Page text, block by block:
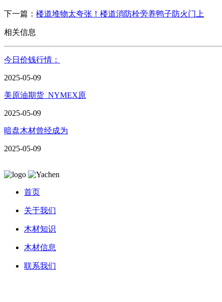
下一篇： 楼道堆物太夸张！楼道消防栓旁养鸭子防火门上
相关信息
今日价钱行情：
2025-05-09
美原油期货_NYMEX原
2025-05-09
暗盘木材曾经成为
2025-05-09
首页
关于我们
木材知识
木材信息
联系我们